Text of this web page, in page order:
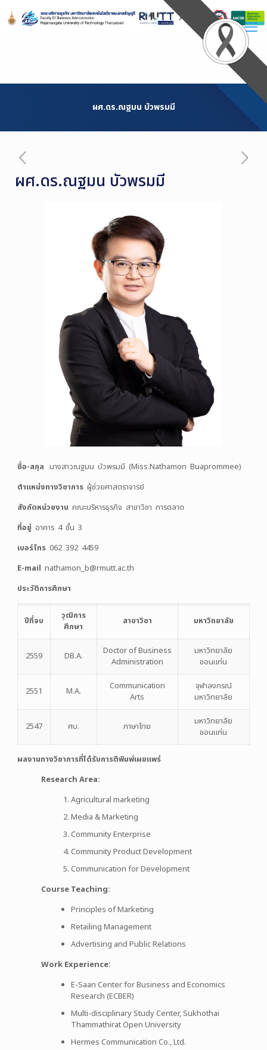
Content
ผศ.ดร.ณฐมน บัวพรมมี
ผศ.ดร.ณฐมน บัวพรมมี
ชื่อ-สกุล นางสาวณฐมน บัวพรมมี (Miss.Nathamon Buaprommee)
ตำแหน่งทางวิชาการ ผู้ช่วยศาสตราจารย์
สังกัดหน่วยงาน คณะบริหารธุรกิจ สาขาวิชา การตลาด
ที่อยู่ อาคาร 4 ชั้น 3
เบอร์โทร 062 392 4459
E-mail nathamon_b@rmutt.ac.th
ประวัติการศึกษา
ปีที่จบ
วุฒิการ
ศึกษา
สาขาวิชา มหาวิทยาลัย
2559 DB.A.
Doctor of Business
Administration
มหาวิทยาลัย
ขอนแก่น
2551 M.A.
Communication
Arts
จุฬาลงกรณ์
มหาวิทยาลัย
2547 ศบ. ภาษาไทย
มหาวิทยาลัย
ขอนแก่น
ผลงานทางวิชาการที่ได้รับการตีพิมพ์เผยแพร่
Research Area:
Agricultural marketing
Media & Marketing
Community Enterprise
Community Product Development
Communication for Development
Course Teaching:
Principles of Marketing
Retailing Management
Advertising and Public Relations
Work Experience:
E-Saan Center for Business and Economics
Research (ECBER)
Multi-disciplinary Study Center, Sukhothai
Thammathirat Open University
Hermes Communication Co., Ltd.